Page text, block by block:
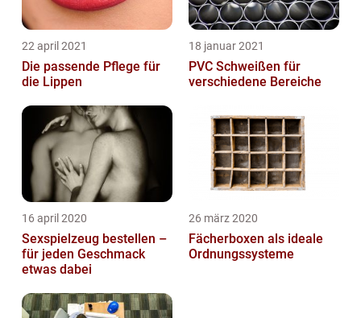
22 april 2021
Die passende Pflege für
die Lippen
18 januar 2021
PVC Schweißen für
verschiedene Bereiche
16 april 2020
Sexspielzeug bestellen –
für jeden Geschmack
etwas dabei
26 märz 2020
Fächerboxen als ideale
Ordnungssysteme